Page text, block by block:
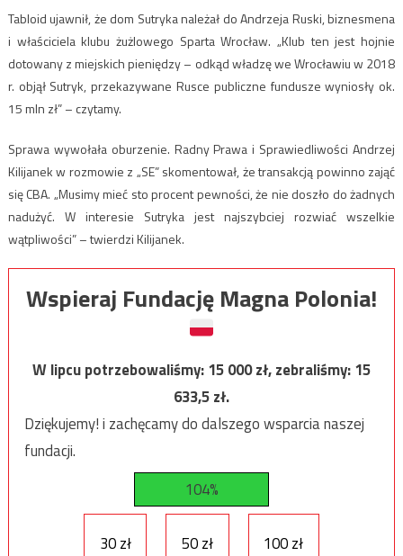
Tabloid ujawnił, że dom Sutryka należał do Andrzeja Ruski, biznesmena
i właściciela klubu żużlowego Sparta Wrocław. „Klub ten jest hojnie
dotowany z miejskich pieniędzy – odkąd władzę we Wrocławiu w 2018
r. objął Sutryk, przekazywane Rusce publiczne fundusze wyniosły ok.
15 mln zł” – czytamy.
Sprawa wywołała oburzenie. Radny Prawa i Sprawiedliwości Andrzej
Kilijanek w rozmowie z „SE” skomentował, że transakcją powinno zająć
się CBA. „Musimy mieć sto procent pewności, że nie doszło do żadnych
nadużyć. W interesie Sutryka jest najszybciej rozwiać wszelkie
wątpliwości” – twierdzi Kilijanek.
Wspieraj Fundację Magna Polonia!
W lipcu potrzebowaliśmy:15 000zł, zebraliśmy:15
633,5zł.
Dziękujemy! i zachęcamy do dalszego wsparcia naszej
fundacji.
104%
30 zł 50 zł 100 zł